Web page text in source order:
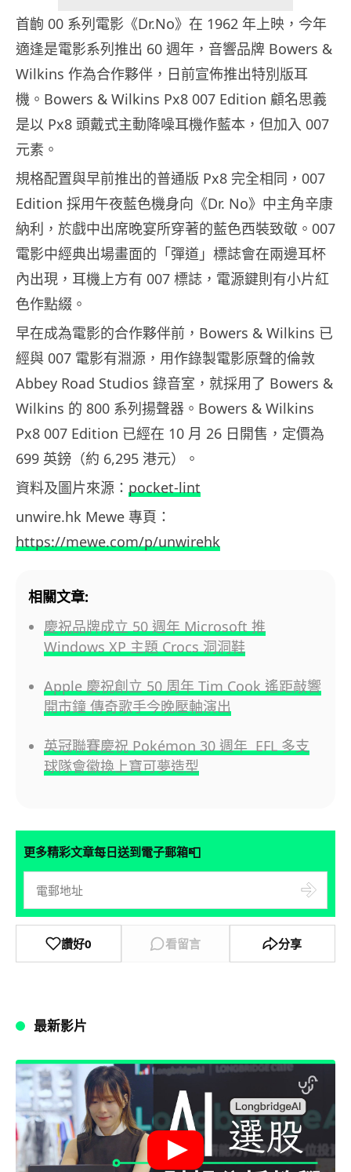
首齣 00 系列電影《Dr.No》在 1962 年上映，今年
適逢是電影系列推出 60 週年，音響品牌 Bowers &
Wilkins 作為合作夥伴，日前宣佈推出特別版耳
機。Bowers & Wilkins Px8 007 Edition 顧名思義
是以 Px8 頭戴式主動降噪耳機作藍本，但加入 007
元素。
規格配置與早前推出的普通版 Px8 完全相同，007
Edition 採用午夜藍色機身向《Dr. No》中主角辛康
納利，於戲中出席晚宴所穿著的藍色西裝致敬。007
電影中經典出場畫面的「彈道」標誌會在兩邊耳杯
內出現，耳機上方有 007 標誌，電源鍵則有小片紅
色作點綴。
早在成為電影的合作夥伴前，Bowers & Wilkins 已
經與 007 電影有淵源，用作錄製電影原聲的倫敦
Abbey Road Studios 錄音室，就採用了 Bowers &
Wilkins 的 800 系列揚聲器。Bowers & Wilkins
Px8 007 Edition 已經在 10 月 26 日開售，定價為
699 英鎊（約 6,295 港元）。
資料及圖片來源： pocket-lint
unwire.hk Mewe 專頁：
https://mewe.com/p/unwirehk
相關文章:
慶祝品牌成立 50 週年 Microsoft 推
Windows XP 主題 Crocs 洞洞鞋
Apple 慶祝創立 50 周年 Tim Cook 遙距敲響
開市鐘 傳奇歌手今晚壓軸演出
英冠聯賽慶祝 Pokémon 30 週年 EFL 多支
球隊會徽換上寶可夢造型
更多精彩文章每日送到電子郵箱📮
讚好0 看留言 分享
最新影片